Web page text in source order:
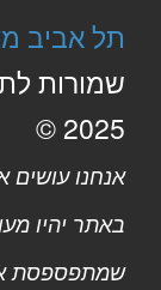
תל אביב
2025 ©
אנחנו
באתר יהיו
שמתפספסת